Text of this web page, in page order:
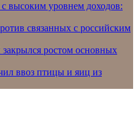
высоким уровнем доходов:
связанных с российским
ростом основных
ввоз птицы и яиц из